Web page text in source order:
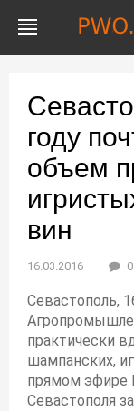
году
объем
вин
16.03.2016 0
Севастополь,
практически
шампанских,
прямом эфире
Севастополя